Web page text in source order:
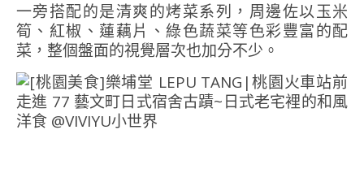
一旁搭配的是清爽的烤菜系列，周邊佐以玉米
筍、紅椒、蓮藕片、綠色蔬菜等色彩豐富的配
菜，整個盤面的視覺層次也加分不少。